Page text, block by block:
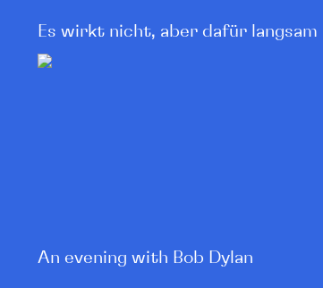
Es wirkt nicht, aber dafür langsam
An evening with Bob Dylan